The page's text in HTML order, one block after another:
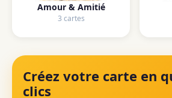
Amour & Amitié
3 cartes
Créez votre carte en
clics